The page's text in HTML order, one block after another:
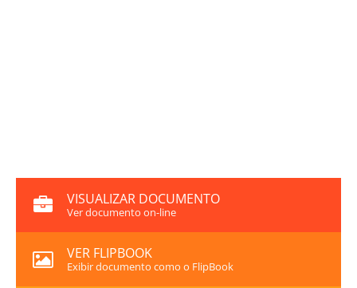
VISUALIZAR DOCUMENTO
Ver documento on-line
VER FLIPBOOK
Exibir documento como o FlipBook